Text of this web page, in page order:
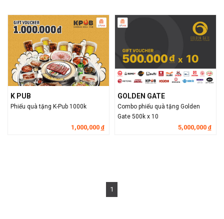
K PUB
Phiếu quà tặng K-Pub 1000k
1,000,000 đ
GOLDEN GATE
Combo phiếu quà tặng Golden
Gate 500k x 10
5,000,000 đ
1